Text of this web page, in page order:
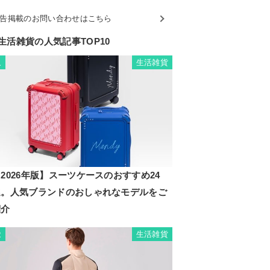
掲載のお問い合わせはこちら
活雑貨の人気記事TOP10
生活雑貨
年版】スーツケースのおすすめ24
人気ブランドのおしゃれなモデルをご
生活雑貨